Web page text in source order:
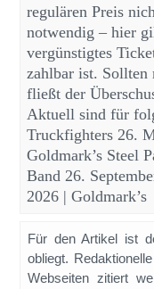
regulären Preis
notwendig – hier
vergünstigtes
zahlbar ist. Sollten
fließt der
Aktuell sind für
Truckfighters 26.
Goldmark’s Steel
Band 26.
2026 | Goldmark’s
Für den Artikel ist
obliegt.
Webseiten zitiert